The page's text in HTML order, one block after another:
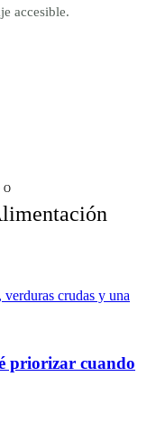
accesible.
priorizar cuando